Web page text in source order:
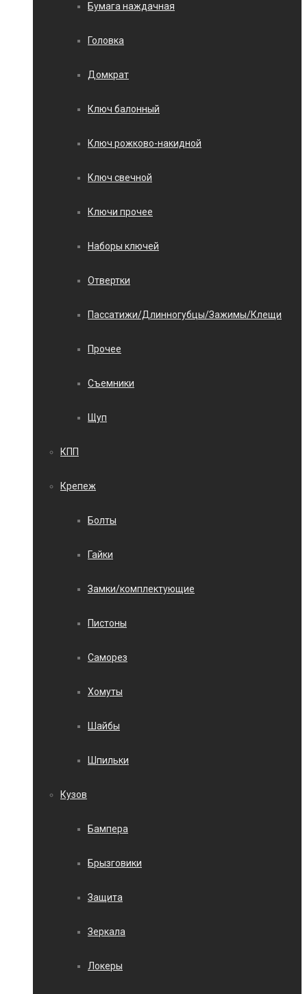
Бумага наждачная
Головка
Домкрат
Ключ балонный
Ключ рожково-накидной
Ключ свечной
Ключи прочее
Наборы ключей
Отвертки
Пассатижи/Длинногубцы/Зажимы/Клещи
Прочее
Съемники
Щуп
КПП
Крепеж
Болты
Гайки
Замки/комплектующие
Пистоны
Саморез
Хомуты
Шайбы
Шпильки
Кузов
Бампера
Брызговики
Защита
Зеркала
Локеры